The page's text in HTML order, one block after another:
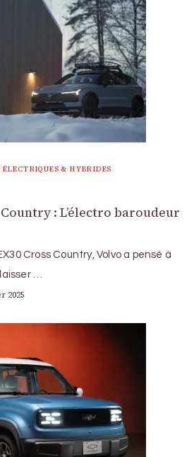
& HYBRIDES
: L’électro baroudeur
Cross Country, Volvo a pensé à
…
2025